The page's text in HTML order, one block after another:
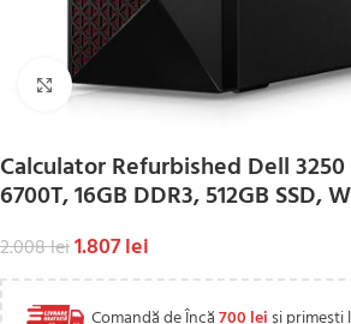
Click to enlarge
Calculator Refurbished Dell 3250
6700T, 16GB DDR3, 512GB SSD,
2.008lei1.807lei